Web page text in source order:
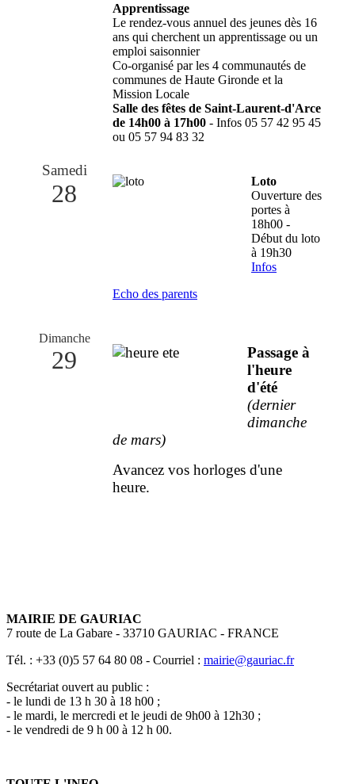
Apprentissage
Le rendez-vous annuel des jeunes dès 16
ans qui cherchent un apprentissage ou un
emploi saisonnier
Co-organisé par les 4 communautés de
communes de Haute Gironde et la
Mission Locale
Salle des fêtes de Saint-Laurent-d'Arce
de 14h00 à 17h00 - Infos 05 57 42 95 45
ou 05 57 94 83 32
Samedi
28
Loto
Ouverture des
portes à
18h00 -
Début du loto
à 19h30
Infos
Echo des parents
Dimanche
29
Passage à
l'heure
d'été
(dernier
dimanche
de mars)
Avancez vos horloges d'une
heure.
MAIRIE DE GAURIAC
7 route de La Gabare - 33710 GAURIAC - FRANCE
Tél. : +33 (0)5 57 64 80 08 - Courriel : mairie@gauriac.fr
Secrétariat ouvert au public :
- le lundi de 13 h 30 à 18 h00 ;
- le mardi, le mercredi et le jeudi de 9h00 à 12h30 ;
- le vendredi de 9 h 00 à 12 h 00.